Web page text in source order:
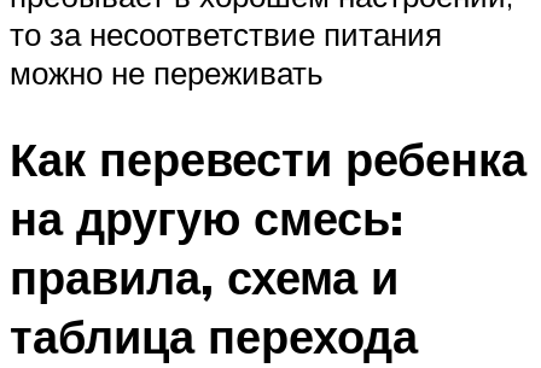
то за несоответствие питания
можно не переживать
Как перевести ребенка
на другую смесь:
правила, схема и
таблица перехода